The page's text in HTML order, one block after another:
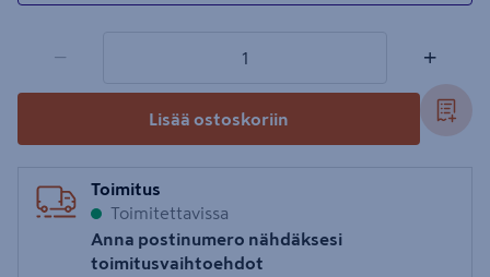
− +
Lisää ostoskoriin
Toimitus
Toimitettavissa
Anna postinumero nähdäksesi
toimitusvaihtoehdot